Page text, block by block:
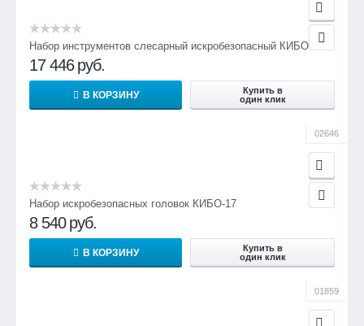
Набор инструментов слесарный искробезопасный КИБО-18
17 446 руб.
В КОРЗИНУ
Купить в
один клик
02646
Набор искробезопасных головок КИБО-17
8 540 руб.
В КОРЗИНУ
Купить в
один клик
01859